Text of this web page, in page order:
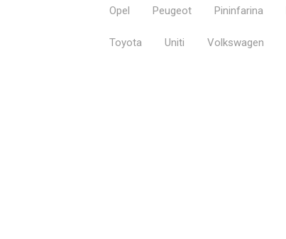
Opel Peugeot Pininfarina
Toyota Uniti Volkswagen